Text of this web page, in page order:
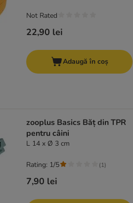
22,90 lei
Not Rated
Adaugă în coș
zooplus Basics Băț din TPR
pentru câini
L 14 x Ø 3 cm
7,90 lei
Rating: 1/5 (1)